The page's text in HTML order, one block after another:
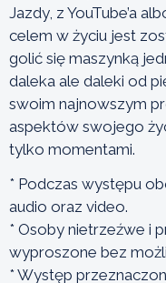
Jazdy, z YouTube’a
celem w życiu jest
golić się maszynką
daleka ale daleki od
swoim najnowszym
aspektów swojego
tylko momentami.
* Podczas występu
audio oraz video.
* Osoby nietrzeźwe i
wyproszone bez
* Występ